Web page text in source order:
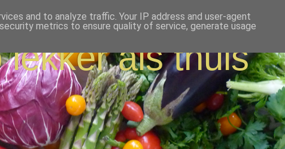
lekker als thuis
and to analyze traffic. Your IP address and user-agent
metrics to ensure quality of service, generate usage